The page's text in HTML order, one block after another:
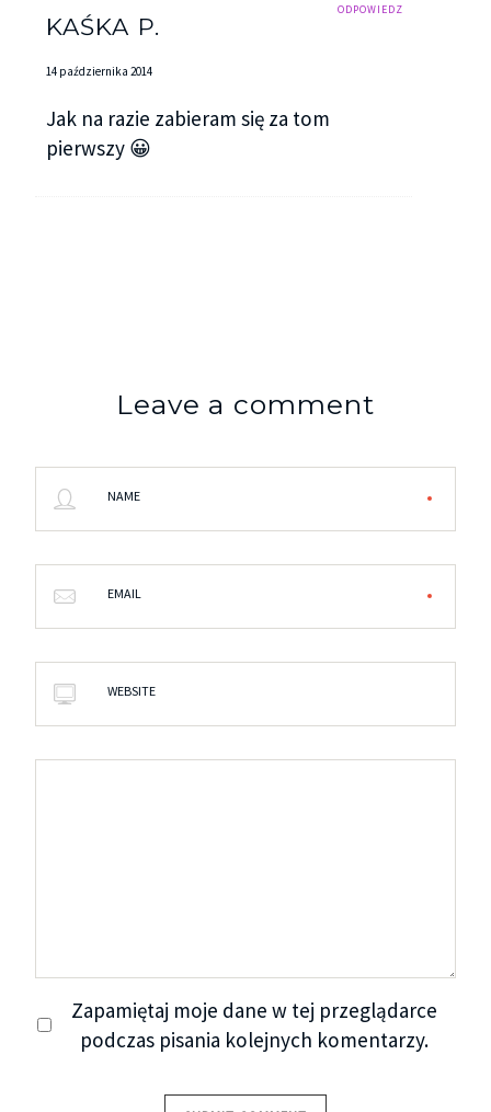
ODPOWIEDZ
KAŚKA P.
14 października 2014
Jak na razie zabieram się za tom
pierwszy 😀
Leave a comment
NAME
EMAIL
WEBSITE
Zapamiętaj moje dane w tej przeglądarce
podczas pisania kolejnych komentarzy.